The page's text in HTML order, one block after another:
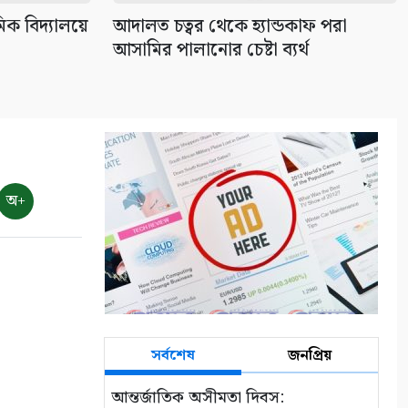
বাংলাদেশের পর্যটনের
বিদ্যালয়ে
আদালত চত্বর থেকে হ্যান্ডকাফ পরা
আসামির পালানোর চেষ্টা ব্যর্থ
অ+
সর্বশেষ জনপ্রিয়
আন্তর্জাতিক অসীমতা দিবস: